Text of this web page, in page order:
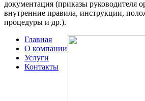
документация (приказы руководителя
внутренние правила, инструкции,
процедуры и др.).
Главная
О компании
Услуги
Контакты